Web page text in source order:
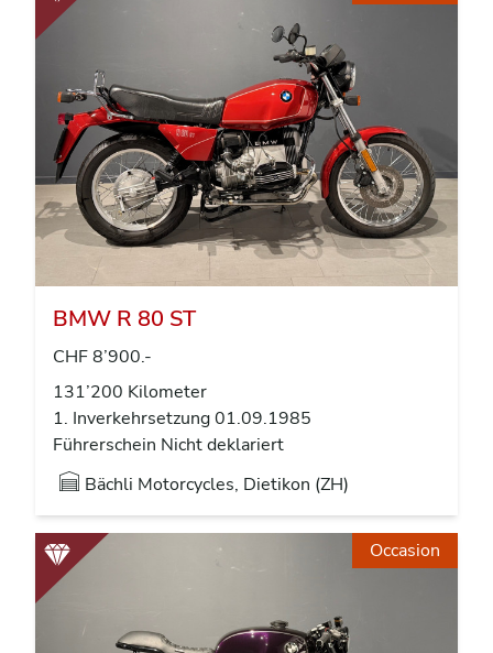
BMW R 80 ST
CHF 8’900.-
131’200 Kilometer
1. Inverkehrsetzung 01.09.1985
Führerschein Nicht deklariert
Bächli Motorcycles, Dietikon (ZH)
Occasion